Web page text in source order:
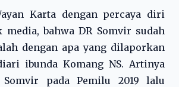
Karta dengan percaya diri
media, bahwa DR Somvir sudah
dengan apa yang dilaporkan
ibunda Komang NS. Artinya
Somvir pada Pemilu 2019 lalu